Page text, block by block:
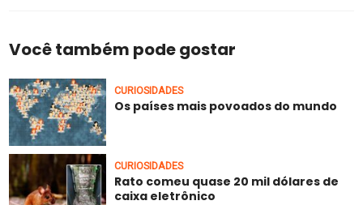
Você também pode gostar
CURIOSIDADES
Os países mais povoados do mundo
CURIOSIDADES
Rato comeu quase 20 mil dólares de
caixa eletrônico